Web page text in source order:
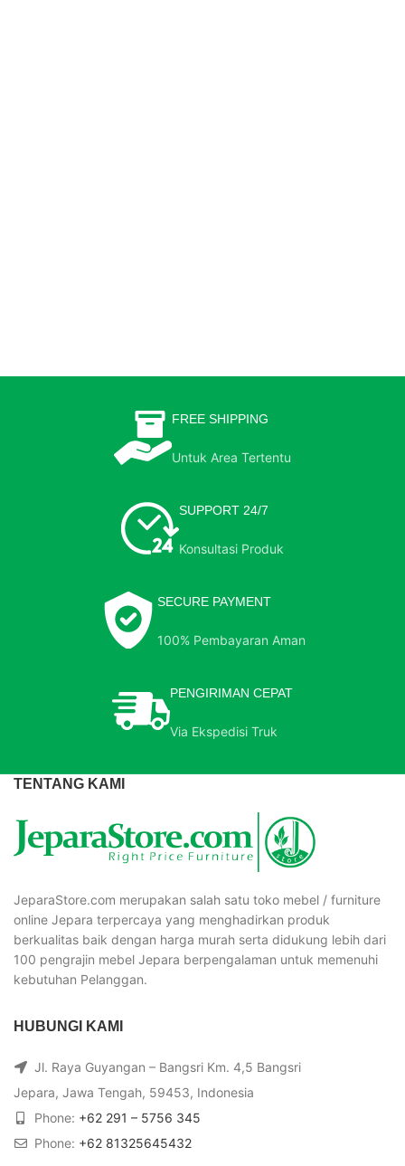
FREE SHIPPING
Untuk Area Tertentu
SUPPORT 24/7
Konsultasi Produk
SECURE PAYMENT
100% Pembayaran Aman
PENGIRIMAN CEPAT
Via Ekspedisi Truk
TENTANG KAMI
JeparaStore.com merupakan salah satu toko mebel / furniture
online Jepara terpercaya yang menghadirkan produk
berkualitas baik dengan harga murah serta didukung lebih dari
100 pengrajin mebel Jepara berpengalaman untuk memenuhi
kebutuhan Pelanggan.
HUBUNGI KAMI
Jl. Raya Guyangan – Bangsri Km. 4,5 Bangsri
Jepara, Jawa Tengah, 59453, Indonesia
Phone: +62 291 – 5756 345
Phone: +62 81325645432